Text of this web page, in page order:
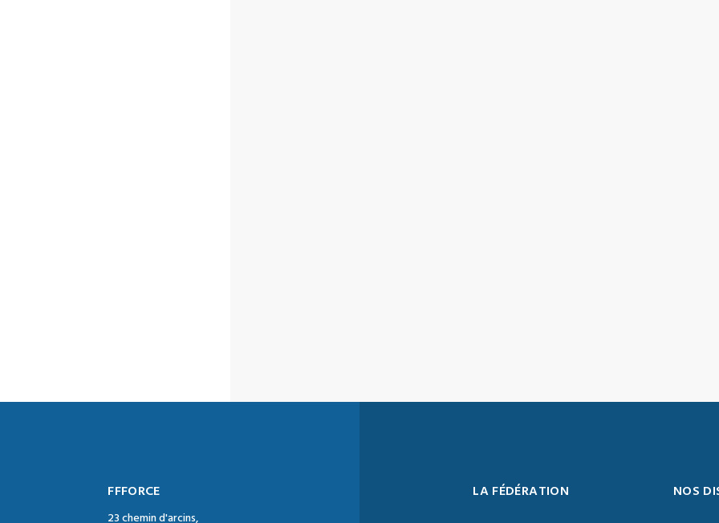
FFFORCE
23 chemin d'arcins,
LA FÉDÉRATION NOS